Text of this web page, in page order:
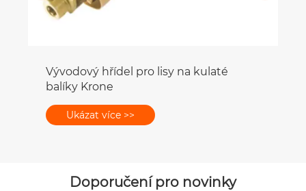
Doporučení pro novinky